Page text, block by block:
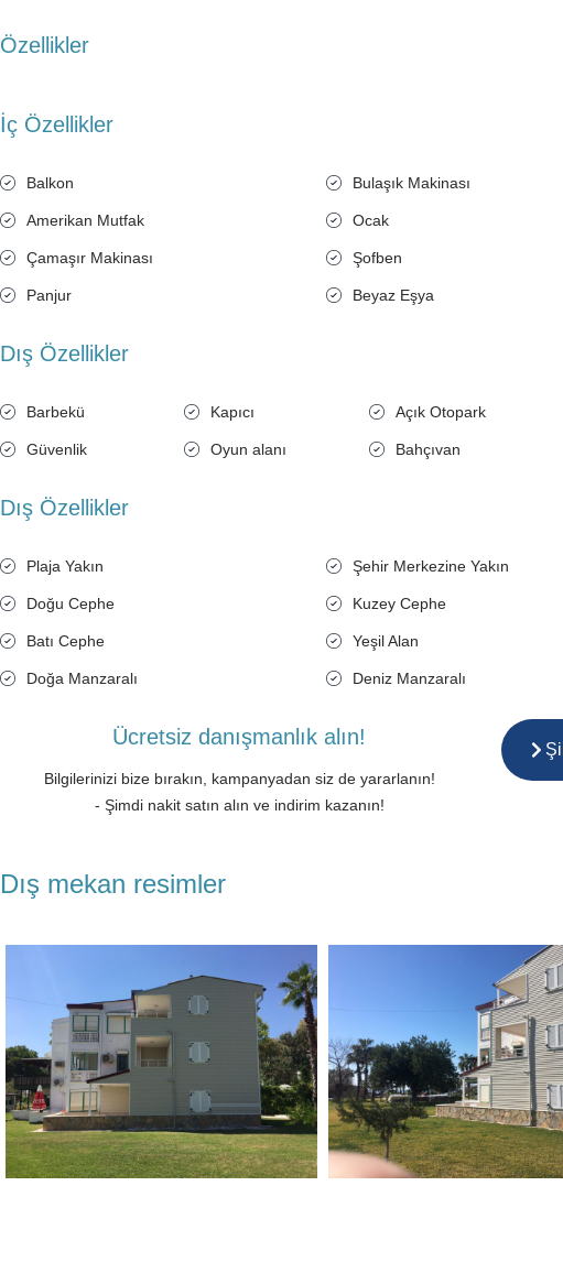
Özellikler
İç Özellikler
Balkon Bulaşık Makinası
Amerikan Mutfak Ocak
Çamaşır Makinası Şofben
Panjur Beyaz Eşya
Dış Özellikler
Barbekü Kapıcı Açık Otopark
Güvenlik Oyun alanı Bahçıvan
Dış Özellikler
Plaja Yakın Şehir Merkezine Yakın
Doğu Cephe Kuzey Cephe
Batı Cephe Yeşil Alan
Doğa Manzaralı Deniz Manzaralı
Ücretsiz danışmanlık alın!
Bilgilerinizi bize bırakın, kampanyadan siz de yararlanın!
- Şimdi nakit satın alın ve indirim kazanın!
Dış mekan resimler